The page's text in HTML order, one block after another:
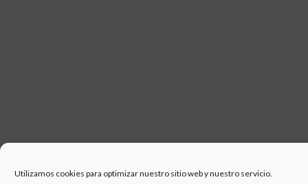
Utilizamos cookies para optimizar nuestro sitio web y nuestro servicio.